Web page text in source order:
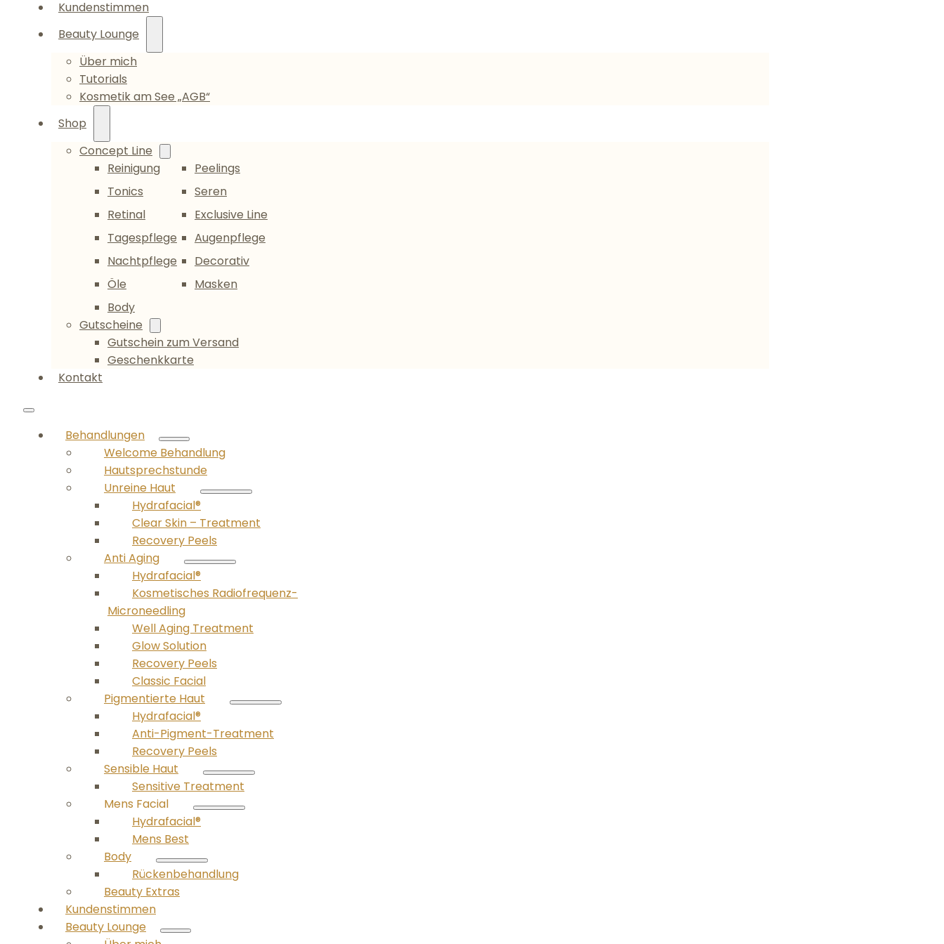
Kundenstimmen
Beauty Lounge
Über mich
Tutorials
Kosmetik am See „AGB“
Shop
Concept Line
Reinigung
Peelings
Tonics
Seren
Retinal
Exclusive Line
Tagespflege
Augenpflege
Nachtpflege
Decorativ
Öle
Masken
Body
Gutscheine
Gutschein zum Versand
Geschenkkarte
Kontakt
Behandlungen
Welcome Behandlung
Hautsprechstunde
Unreine Haut
Hydrafacial®
Clear Skin – Treatment
Recovery Peels
Anti Aging
Hydrafacial®
Kosmetisches Radiofrequenz-
Microneedling
Well Aging Treatment
Glow Solution
Recovery Peels
Classic Facial
Pigmentierte Haut
Hydrafacial®
Anti-Pigment-Treatment
Recovery Peels
Sensible Haut
Sensitive Treatment
Mens Facial
Hydrafacial®
Mens Best
Body
Rückenbehandlung
Beauty Extras
Kundenstimmen
Beauty Lounge